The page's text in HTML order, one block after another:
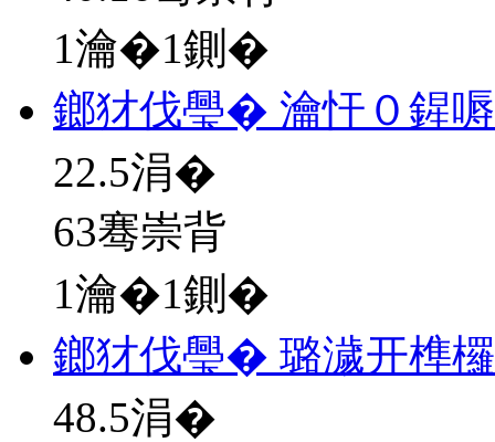
1瀹�1鍘�
鎯犲伐璺� 瀹忓０鍟
22.5涓�
63骞崇背
1瀹�1鍘�
鎯犲伐璺� 璐濊开榫
48.5涓�